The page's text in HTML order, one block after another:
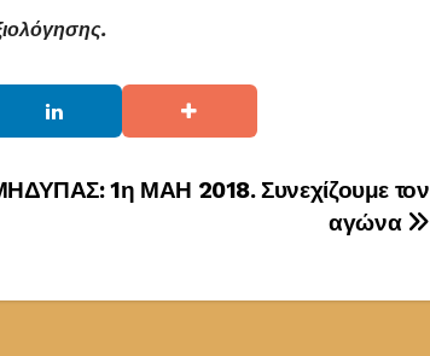
1η ΜΑΗ 2018. Συνεχίζουμε τον
αγώνα